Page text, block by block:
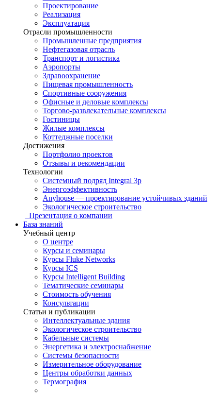
Проектирование
Реализация
Эксплуатация
Отрасли промышленности
Промышленные предприятия
Нефтегазовая отрасль
Транспорт и логистика
Аэропорты
Здравоохранение
Пищевая промышленность
Спортивные сооружения
Офисные и деловые комплексы
Торгово-развлекательные комплексы
Гостиницы
Жилые комплексы
Коттеджные поселки
Достижения
Портфолио проектов
Отзывы и рекомендации
Технологии
Системный подряд Integral 3p
Энергоэффективность
Anyhouse — проектирование устойчивых зданий
Экологическое строительство
Презентация о компании
База знаний
Учебный центр
О центре
Курсы и семинары
Курсы Fluke Networks
Курсы ICS
Курсы Intelligent Building
Тематические семинары
Стоимость обучения
Консультации
Статьи и публикации
Интеллектуальные здания
Экологическое строительство
Кабельные системы
Энергетика и электроснабжение
Системы безопасности
Измерительное оборудование
Центры обработки данных
Термография